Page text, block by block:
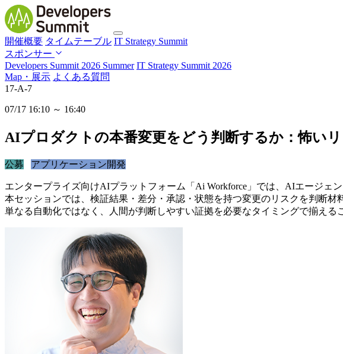
開催概要 タイムテーブル IT Strategy Summit
スポンサー
Developers Summit 2026 Summer IT Strategy Summit 2026
Map・展示 よくある質問
17-A-7
07/17 16:10 ～ 16:40
AIプロダクトの本番変更をどう判断するか：怖い
公募 アプリケーション開発
エンタープライズ向けAIプラットフォーム「Ai Workforce」では、AIエージェ
本セッションでは、検証結果・差分・承認・状態を持つ変更のリスクを判断
単なる自動化ではなく、人間が判断しやすい証拠を必要なタイミングで揃える